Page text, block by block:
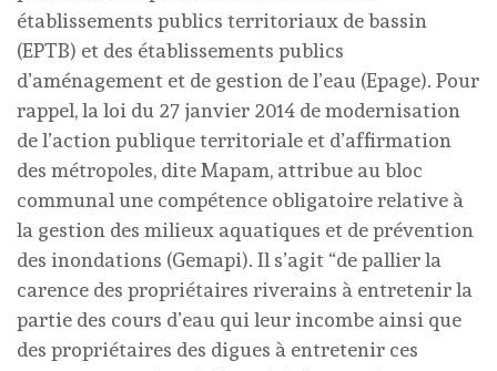
établissements publics territoriaux de bassin
(EPTB) et des établissements publics
d’aménagement et de gestion de l’eau (Epage). Pour
rappel, la loi du 27 janvier 2014 de modernisation
de l’action publique territoriale et d’affirmation
des métropoles, dite Mapam, attribue au bloc
communal une compétence obligatoire relative à
la gestion des milieux aquatiques et de prévention
des inondations (Gemapi). Il s’agit “de pallier la
carence des propriétaires riverains à entretenir la
partie des cours d’eau qui leur incombe ainsi que
des propriétaires des digues à entretenir ces